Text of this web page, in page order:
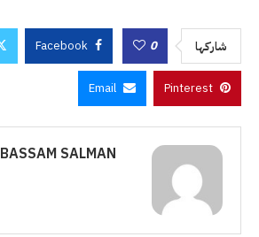
شاركها 0
Facebook
Pinterest
Email
BASSAM SALMAN